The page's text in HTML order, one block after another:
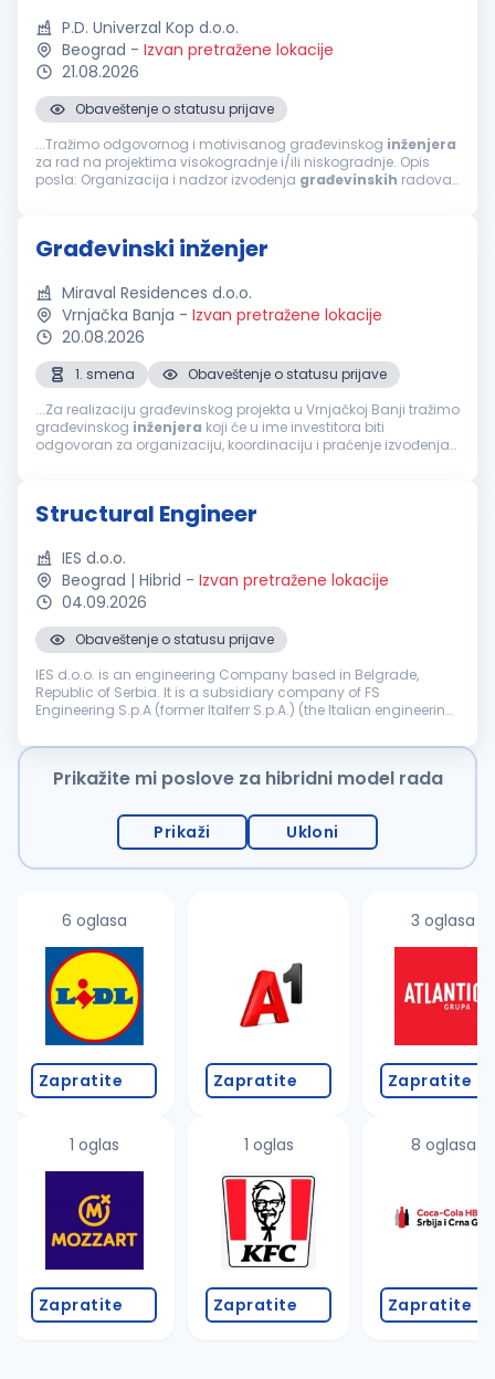
P.D. Univerzal Kop d.o.o.
Beograd - Izvan pretražene lokacije
21.08.2026
Obaveštenje o statusu prijave
...Tražimo odgovornog i motivisanog građevinskog inženjera
za rad na projektima visokogradnje i/ili niskogradnje. Opis
posla: Organizacija i nadzor izvođenja građevinskih radova.
Građevinski inženjer
Miraval Residences d.o.o.
Vrnjačka Banja - Izvan pretražene lokacije
20.08.2026
1. smena
Obaveštenje o statusu prijave
...Za realizaciju građevinskog projekta u Vrnjačkoj Banji tražimo
građevinskog inženjera koji će u ime investitora biti
odgovoran za organizaciju, koordinaciju i praćenje izvođenja
Structural Engineer
IES d.o.o.
Beograd | Hibrid - Izvan pretražene lokacije
04.09.2026
Obaveštenje o statusu prijave
IES d.o.o. is an engineering Company based in Belgrade,
Republic of Serbia. It is a subsidiary company of FS
Engineering S.p.A (former Italferr S.p.A.) (the Italian engineering
Group). Company IES ...
Prikažite mi poslove za hibridni model rada
Prikaži Ukloni
6 oglasa
Zapratite
1 oglas
Zapratite
Zapratite
1 oglas
Zapratite
3 oglasa
Zapratite
8 oglasa
Zapratite